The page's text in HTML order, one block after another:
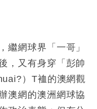
活動前 男子攜槍彈被捕
繼網球界「一哥」
，又有身穿「彭帥
）T裇的澳網觀
澳網的澳洲網球協